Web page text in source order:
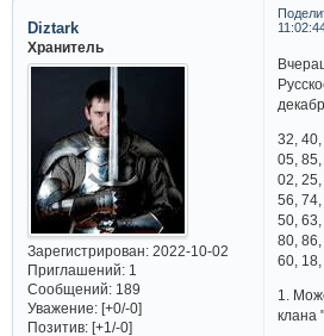
Diztark
Хранитель
Зарегистрирован: 2022-10-02
Приглашений:1
Сообщений:189
Уважение: [+0/-0]
Позитив: [+1/-0]
32, 40,
05, 85,
02, 25,
56, 74,
50, 63,
80, 86,
60, 18,
1.
клана